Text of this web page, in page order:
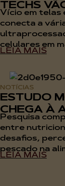
TECHS
Vício em
conecta a
celulares em
LEIA MAIS
NOTÍCIAS
ESTUDO
CHEGA À
Pesquisa
entre
desafios,
pescado na
LEIA MAIS